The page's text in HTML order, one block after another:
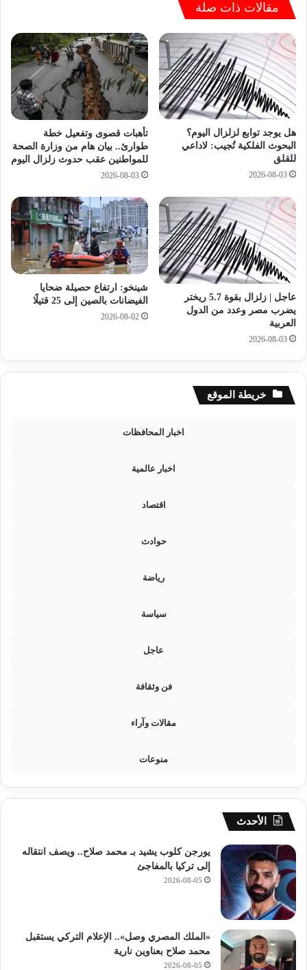
ت
ا
م
ن
ط
ق
ة
و
م
ا
ل
خ
م
ي
س
5
-
6
-
0
2
6
ف
ي
س
و
ق
م
و
مقالات ذات صلة
هل يوجد توابع لزلزال اليوم؟
البحوث الفلكية تُجيب: لاداعي
للقلق
2026-08-03
تأهبات قصوى وتفعيل خطة
طوارئ.. بيان هام من وزارة الصحة
للمواطنين عقب حدوث زلزال اليوم
2026-08-03
عاجل | زلزال بقوة 5.7 ريختر
يضرب مصر وعدد من الدول
العربية
2026-08-03
شينخو: ارتفاع حصيلة ضحايا
الفيضانات بالصين إلى 25 قتيلًا
2026-08-02
خريطة الموقع
اخبار المحافظات
اخبار عالمية
اقتصاد
حوادث
رياضة
سياسة
عاجل
فن وثقافة
مقالات وآراء
منوعات
الأحدث
يورجن كلوب يشيد بـ محمد صلاح.. ويصف انتقاله
إلى تركيا بالمفاجئ
2026-08-05
«الملك المصري وصل».. الإعلام التركي يستقبل
محمد صلاح بعناوين نارية
2026-08-05